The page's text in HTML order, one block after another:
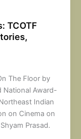
TCOTF
The Floor by
National Award-
Indian
on Cinema on
Prasad.